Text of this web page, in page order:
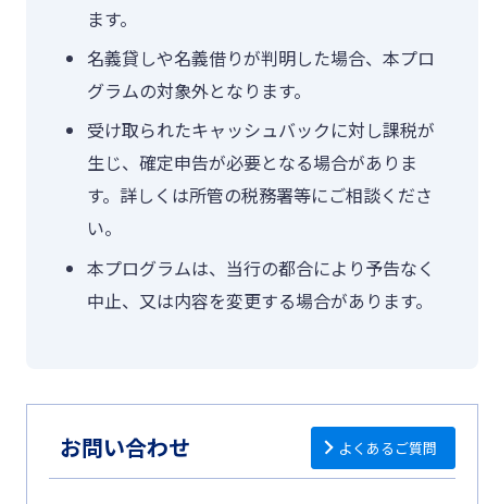
ます。
名義貸しや名義借りが判明した場合、本プロ
グラムの対象外となります。
受け取られたキャッシュバックに対し課税が
生じ、確定申告が必要となる場合がありま
す。詳しくは所管の税務署等にご相談くださ
い。
本プログラムは、当行の都合により予告なく
中止、又は内容を変更する場合があります。
お問い合わせ よくあるご質問